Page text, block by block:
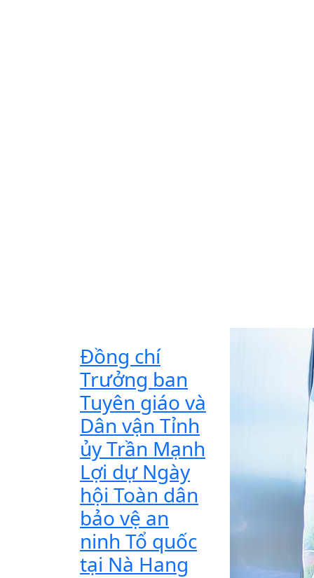
Đồng chí
Trưởng ban
Tuyên giáo và
Dân vận Tỉnh
ủy Trần Mạnh
Lợi dự Ngày
hội Toàn dân
bảo vệ an
ninh Tổ quốc
tại Nà Hang